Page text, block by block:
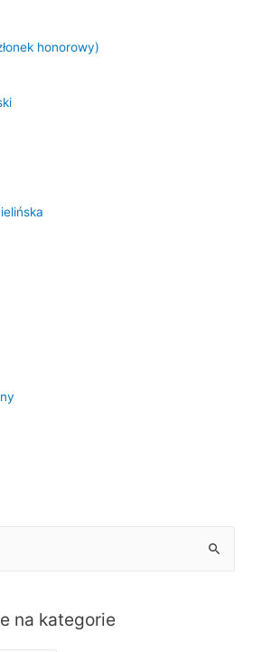
honorowy)
na kategorie